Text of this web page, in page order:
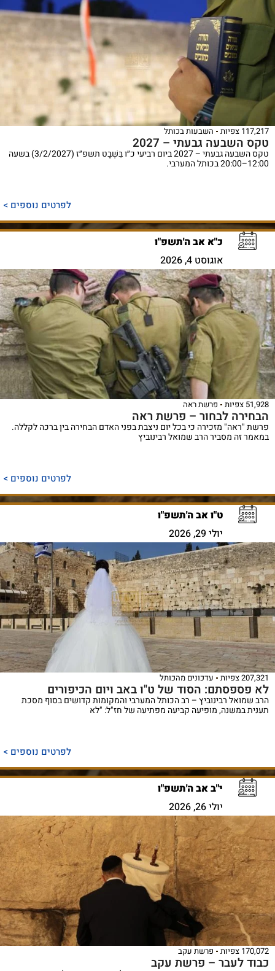
117,217 צפיות השבעות בכותל
טקס השבעה גבעתי – 2027
טקס השבעה גבעתי – 2027 ביום רביעי כ״ו בִּשְׁבָט תשפ״ז (3/2/2027) בשעה
12:00–20:00 בכותל המערבי.
לפרטים נוספים >
כ"א אב ה'תשפ"ו
אוגוסט 4, 2026
51,928 צפיות פרשת ראה
הבחירה לבחור – פרשת ראה
פרשת "ראה" מזכירה כי בכל יום ניצבת בפני האדם הבחירה בין ברכה לקללה.
במאמר זה מסביר הרב שמואל רבינוביץ
לפרטים נוספים >
ט"ו אב ה'תשפ"ו
יולי 29, 2026
207,321 צפיות עדכונים מהכותל
לא פספסתם: הסוד של ט"ו באב ויום הכיפורים
הרב שמואל רבינוביץ – רב הכותל המערבי והמקומות קדושים בסוף מסכת
תענית במשנה, מופיעה קביעה מפתיעה של חז"ל: "לא
לפרטים נוספים >
י"ב אב ה'תשפ"ו
יולי 26, 2026
170,072 צפיות פרשת עקב
כבוד לעבר – פרשת עקב